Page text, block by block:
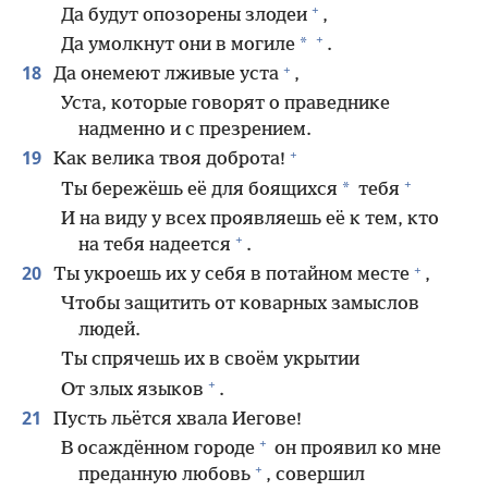
Да будут опозорены злодеи + ,
Да умолкнут они в могиле * + .
18 Да онемеют лживые уста + ,
Уста, которые говорят о праведнике
надменно и с презрением.
19 Как велика твоя доброта! +
Ты бережёшь её для боящихся * тебя +
И на виду у всех проявляешь её к тем, кто
на тебя надеется + .
20 Ты укроешь их у себя в потайном месте + ,
Чтобы защитить от коварных замыслов
людей.
Ты спрячешь их в своём укрытии
От злых языков + .
21
Пусть льётся хвала Иегове!
В осаждённом городе + он проявил ко мне
преданную любовь + , совершил